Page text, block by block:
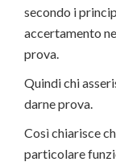
secondo i
accertamento
prova.
Quindi chi
darne prova.
Così chiarisce
particolare